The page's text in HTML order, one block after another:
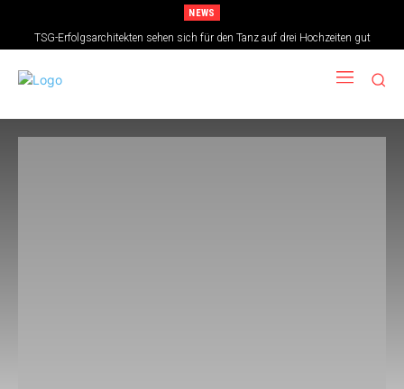
NEWS
TSG-Erfolgsarchitekten sehen sich für den Tanz auf drei Hochzeiten gut
aufgestellt